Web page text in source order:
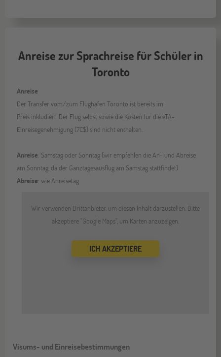
Anreise zur Sprachreise für Schüler in
Toronto
Anreise
Der Transfer vom/zum Flughafen Toronto ist bereits im
Preis inkludiert. Der Flug selbst sowie die Kosten für die eTA-
Einreisegenehmigung (7C$) sind nicht enthalten.
Anreise: Samstag oder Sonntag (wir empfehlen die An- und Abreise
am Sonntag, da der Ganztagesausflug am Samstag stattfindet)
Abreise: wie Anreisetag
Wir verwenden Drittanbieter, um diesen Inhalt darzustellen. Bitte
akzeptiere "Google Maps", um Karten anzuzeigen.
ICH AKZEPTIERE
Visums- und Einreisebestimmungen